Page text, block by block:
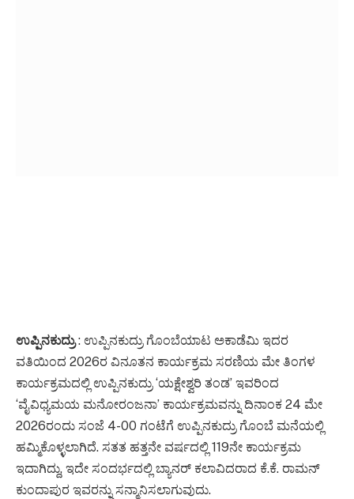
ಉಪ್ಪಿನಕುದ್ರು: ಉಪ್ಪಿನಕುದ್ರು ಗೊಂಬೆಯಾಟ ಅಕಾಡೆಮಿ ಇದರ
ವತಿಯಿಂದ 2026ರ ವಿನೂತನ ಕಾರ್ಯಕ್ರಮ ಸರಣಿಯ ಮೇ ತಿಂಗಳ
ಕಾರ್ಯಕ್ರಮದಲ್ಲಿ ಉಪ್ಪಿನಕುದ್ರು ‘ಯಕ್ಷೇಶ್ವರಿ ತಂಡ’ ಇವರಿಂದ
‘ವೈವಿಧ್ಯಮಯ ಮನೋರಂಜನಾ’ ಕಾರ್ಯಕ್ರಮವನ್ನು ದಿನಾಂಕ 24 ಮೇ
2026ರಂದು ಸಂಜೆ 4-00 ಗಂಟೆಗೆ ಉಪ್ಪಿನಕುದ್ರು ಗೊಂಬೆ ಮನೆಯಲ್ಲಿ
ಹಮ್ಮಿಕೊಳ್ಳಲಾಗಿದೆ. ಸತತ ಹತ್ತನೇ ವರ್ಷದಲ್ಲಿ 119ನೇ ಕಾರ್ಯಕ್ರಮ
ಇದಾಗಿದ್ದು, ಇದೇ ಸಂದರ್ಭದಲ್ಲಿ ಬ್ಯಾನರ್ ಕಲಾವಿದರಾದ ಕೆ.ಕೆ. ರಾಮನ್
ಕುಂದಾಪುರ ಇವರನ್ನು ಸನ್ಮಾನಿಸಲಾಗುವುದು.